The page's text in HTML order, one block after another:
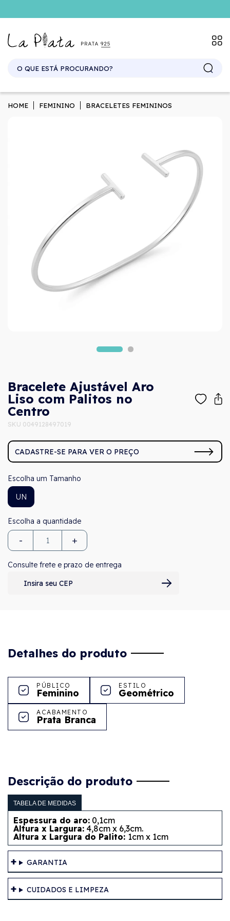
HOME FEMININO BRACELETES FEMININOS
Bracelete Ajustável Aro
Liso com Palitos no
Centro
SKU 0049128497019
CADASTRE-SE PARA VER O PREÇO
Tamanho
UN
- +
Consulte frete e prazo de entrega
Detalhes do produto
PÚBLICO
Feminino
ESTILO
Geométrico
ACABAMENTO
Prata Branca
Descrição do produto
TABELA DE MEDIDAS
Espessura do aro: 0,1cm
Altura x Largura: 4,8cm x 6,3cm.
Altura x Largura do Palito: 1cm x 1cm
GARANTIA
CUIDADOS E LIMPEZA